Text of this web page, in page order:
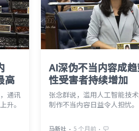
高
通讯
升。
AI深伪不当内容成
性受害者持续增加
张念群说，滥用人工智能技
制作不当内容日益令人担忧。
马新社 ⋅ 5 个月前 ⋅